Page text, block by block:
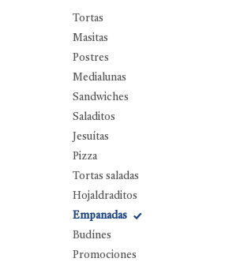
Tortas
Masitas
Postres
Medialunas
Sandwiches
Saladitos
Jesuítas
Pizza
Tortas saladas
Hojaldraditos
Empanadas
Budínes
Promociones